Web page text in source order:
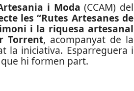
i Moda (CCAM) del
les “Rutes Artesanes de
i la riquesa artesanal
Torrent, acompanyat de la
la iniciativa. Esparreguera i
hi formen part.